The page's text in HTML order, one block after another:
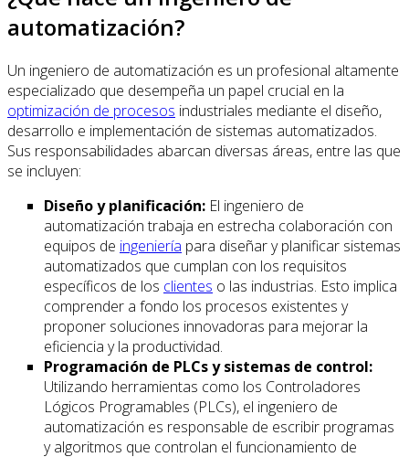
automatización?
Un ingeniero de automatización es un profesional altamente
especializado que desempeña un papel crucial en la
optimización de procesos industriales mediante el diseño,
desarrollo e implementación de sistemas automatizados.
Sus responsabilidades abarcan diversas áreas, entre las que
se incluyen:
Diseño y planificación: El ingeniero de
automatización trabaja en estrecha colaboración con
equipos de ingeniería para diseñar y planificar sistemas
automatizados que cumplan con los requisitos
específicos de los clientes o las industrias. Esto implica
comprender a fondo los procesos existentes y
proponer soluciones innovadoras para mejorar la
eficiencia y la productividad.
Programación de PLCs y sistemas de control:
Utilizando herramientas como los Controladores
Lógicos Programables (PLCs), el ingeniero de
automatización es responsable de escribir programas
y algoritmos que controlan el funcionamiento de